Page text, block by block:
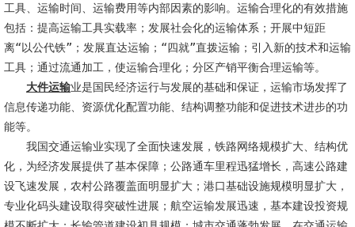
工具、运输时间、运输费用等内部因素的影响。运输合理化的有效措施
包括：提高运输工具实载率；发展社会化的运输体系；开展中短距
离“以公代铁”；发展直达运输；“四就”直拨运输；引入新的技术和运输
工具；通过流通加工，使运输合理化；分区产销平衡合理运输等。
大件运输业是国民经济运行与发展的基础和保证，运输市场发挥了
信息传递功能、资源优化配置功能、结构调整功能和促进技术进步的功
能等。
我国交通运输业实现了全面快速发展，铁路网络规模扩大、结构优
化，为经济发展提供了基本保障；公路通车里程迅猛增长，高速公路建
设飞速发展，农村公路覆盖面明显扩大；港口基础设施规模明显扩大，
专业化码头建设取得突破性进展；航空运输发展迅速，基本建设投资规